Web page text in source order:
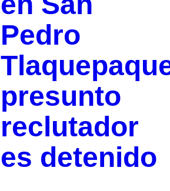
Pedro
presunto
reclutador
es detenido